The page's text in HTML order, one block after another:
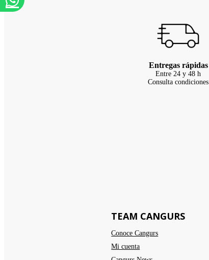
Entregas rápidas
Entre 24 y 48 h
Consulta condiciones
TEAM CANGURS
Conoce Cangurs
Mi cuenta